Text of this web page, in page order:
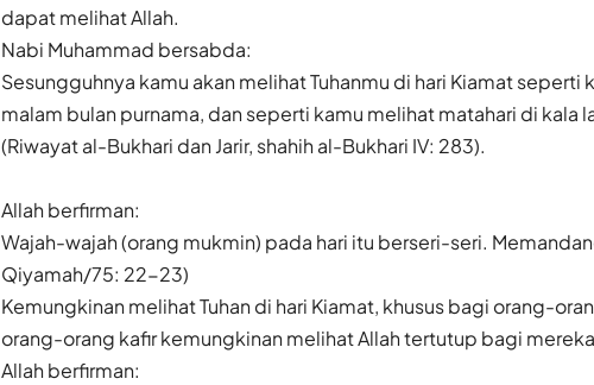
dapat melihat Allah.
Nabi Muhammad bersabda:
Sesungguhnya kamu akan melihat Tuhanmu di hari Kiamat seperti
malam bulan purnama, dan seperti kamu melihat matahari di kala
(Riwayat al-Bukhari dan Jarir, shahih al-Bukhari IV: 283).
Allah berfirman:
Wajah-wajah (orang mukmin) pada hari itu berseri-seri.
Qiyamah/75: 22-23)
Kemungkinan melihat Tuhan di hari Kiamat, khusus bagi orang-
orang-orang kafir kemungkinan melihat Allah tertutup bagi
Allah berfirman: